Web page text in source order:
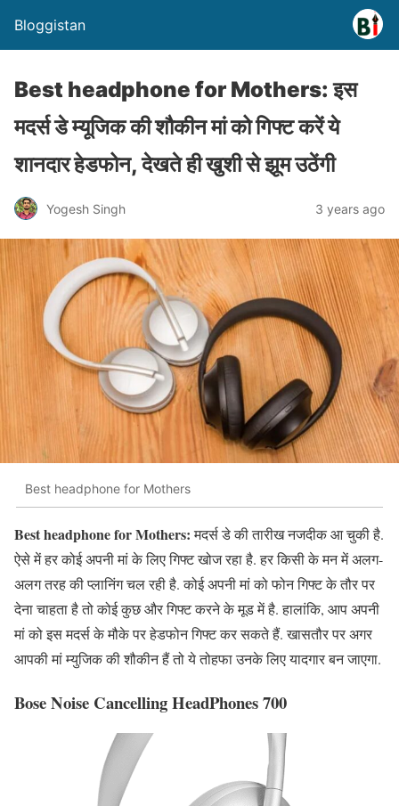
Bloggistan
Best headphone for Mothers: इस
मदर्स डे म्यूजिक की शौकीन मां को गिफ्ट करें ये
शानदार हेडफोन, देखते ही खुशी से झूम उठेंगी
Yogesh Singh 3 years ago
Best headphone for Mothers
Best headphone for Mothers:मदर्स डे की तारीख नजदीक आ चुकी है.
ऐसे में हर कोई अपनी मां के लिए गिफ्ट खोज रहा है. हर किसी के मन में अलग-
अलग तरह की प्लानिंग चल रही है. कोई अपनी मां को फोन गिफ्ट के तौर पर
देना चाहता है तो कोई कुछ और गिफ्ट करने के मूड में है. हालांकि, आप अपनी
मां को इस मदर्स के मौके पर हेडफोन गिफ्ट कर सकते हैं. खासतौर पर अगर
आपकी मां म्युजिक की शौकीन हैं तो ये तोहफा उनके लिए यादगार बन जाएगा.
Bose Noise Cancelling HeadPhones 700